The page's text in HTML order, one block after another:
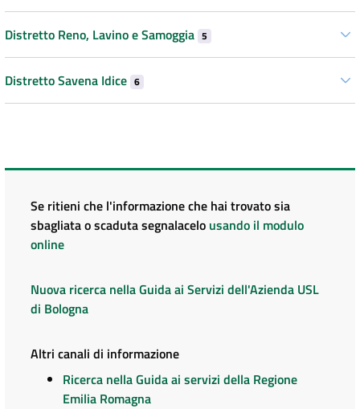
Distretto Reno, Lavino e Samoggia 5
Distretto Savena Idice 6
Se ritieni che l'informazione che hai trovato sia
sbagliata o scaduta segnalacelo usando il modulo
online
Nuova ricerca nella Guida ai Servizi dell'Azienda USL
di Bologna
Altri canali di informazione
Ricerca nella Guida ai servizi della Regione
Emilia Romagna